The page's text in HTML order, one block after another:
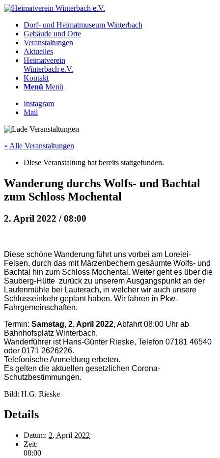
Dorf- und Heimatmuseum Winterbach
Gebäude und Orte
Veranstaltungen
Aktuelles
Heimatverein
Winterbach e.V.
Kontakt
Menü Menü
Instagram
Mail
« Alle Veranstaltungen
Diese Veranstaltung hat bereits stattgefunden.
Wanderung durchs Wolfs- und Bachtal
zum Schloss Mochental
2. April 2022 / 08:00
Diese schöne Wanderung führt uns vorbei am Lorelei-
Felsen, durch das mit Märzenbechern gesäumte Wolfs- und
Bachtal hin zum Schloss Mochental. Weiter geht es über die
Sauberg-Hütte zurück zu unserem Ausgangspunkt an der
Laufenmühle bei Lauterach, in welcher wir auch unsere
Schlusseinkehr geplant haben. Wir fahren in Pkw-
Fahrgemeinschaften.
Termin: Samstag, 2. April 2022, Abfahrt 08:00 Uhr ab
Bahnhofsplatz Winterbach.
Wanderführer ist Hans-Günter Rieske, Telefon 07181 46540
oder 0171 2626226.
Telefonische Anmeldung erbeten.
Es gelten die aktuellen gesetzlichen Corona-
Schutzbestimmungen.
Bild: H.G. Rieske
Details
Datum: 2. April 2022
Zeit:
08:00